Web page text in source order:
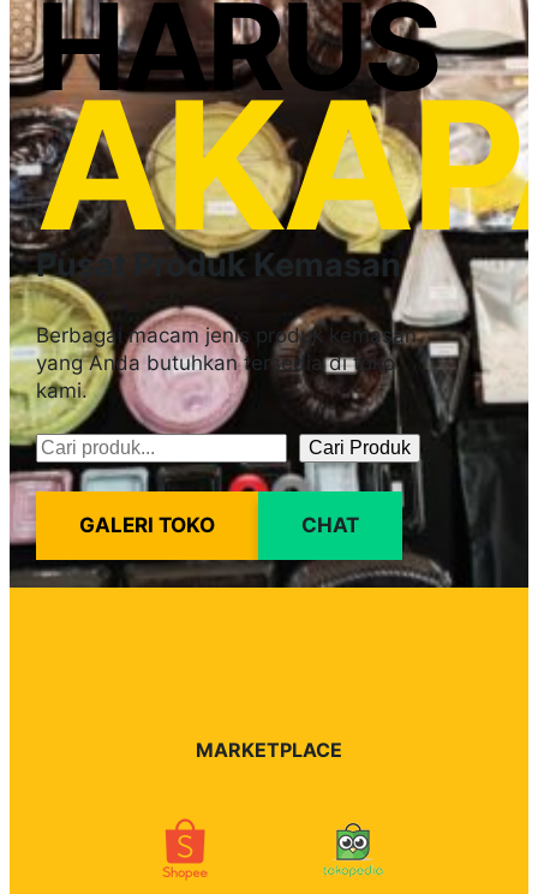
HARUS
Pusat Produk Kemasan
Berbagai macam jenis produk kemasan
yang Anda butuhkan tersedia di toko
kami.
Pencarian Cari Produk
GALERI TOKO CHAT
MARKETPLACE